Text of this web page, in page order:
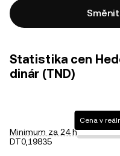
Statistika cen
dinár (TND)
Minimum za 24 h
DT0,19835
Cena v